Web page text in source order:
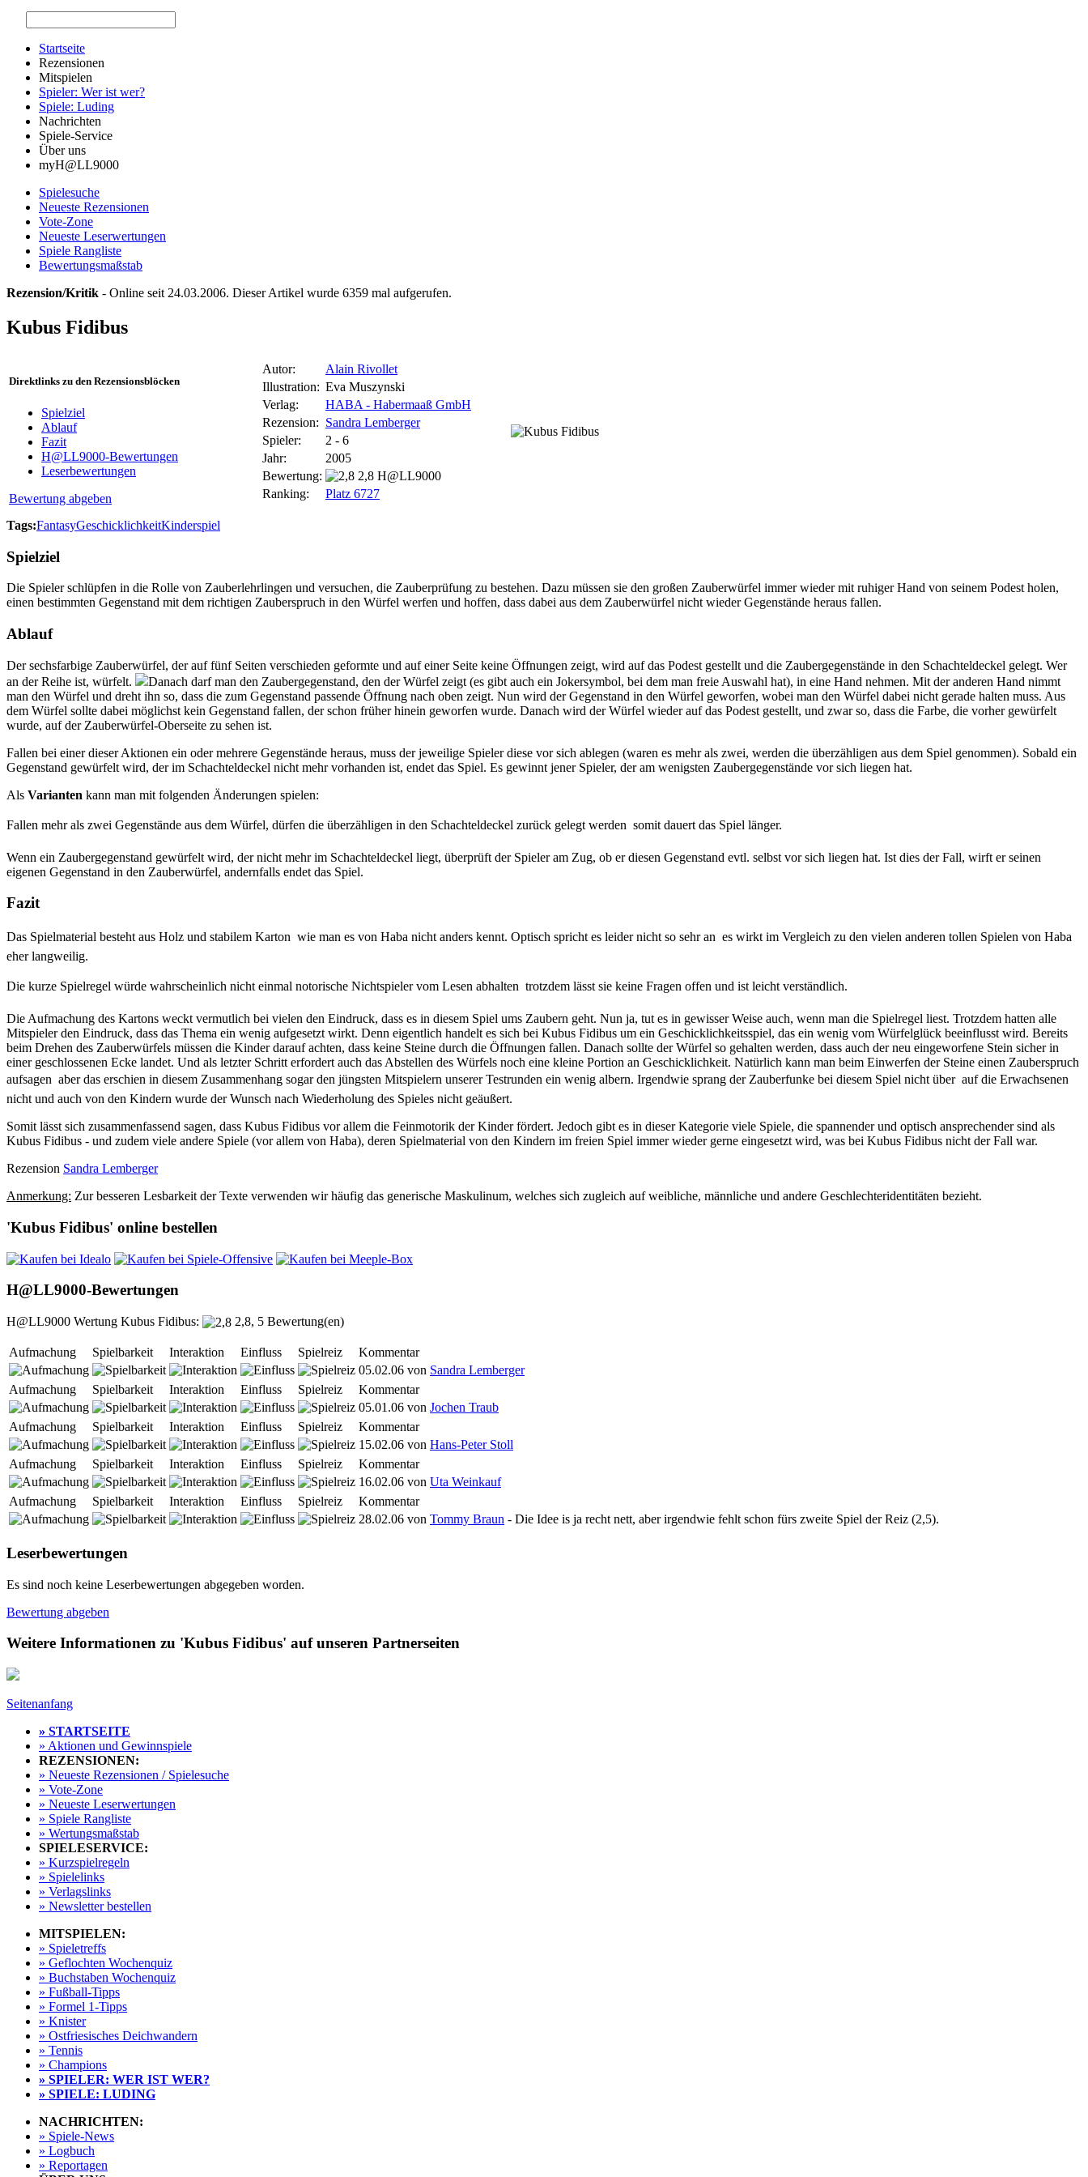
Startseite
Rezensionen
Mitspielen
Spieler: Wer ist wer?
Spiele: Luding
Nachrichten
Spiele-Service
Über uns
myH@LL9000
Spielesuche
Neueste Rezensionen
Vote-Zone
Neueste Leserwertungen
Spiele Rangliste
Bewertungsmaßstab
Rezension/Kritik - Online seit 24.03.2006. Dieser Artikel wurde 6359 mal aufgerufen.
Kubus Fidibus
Direktlinks zu den Rezensionsblöcken
Spielziel
Ablauf
Fazit
H@LL9000-Bewertungen
Leserbewertungen
Bewertung abgeben
Autor:
Alain Rivollet
Illustration: Eva Muszynski
Verlag:
HABA - Habermaaß GmbH
Rezension: Sandra Lemberger
Spieler:
2 - 6
Jahr:
2005
Bewertung:
2,8 H@LL9000
Ranking:
Platz 6727
Tags:FantasyGeschicklichkeitKinderspiel
Spielziel
Die Spieler schlüpfen in die Rolle von Zauberlehrlingen und versuchen, die Zauberprüfung zu bestehen. Dazu müssen sie den großen Zauberwürfel immer wieder mit ruhiger Hand von seinem Podest holen,
einen bestimmten Gegenstand mit dem richtigen Zauberspruch in den Würfel werfen und hoffen, dass dabei aus dem Zauberwürfel nicht wieder Gegenstände heraus fallen.
Ablauf
Der sechsfarbige Zauberwürfel, der auf fünf Seiten verschieden geformte und auf einer Seite keine Öffnungen zeigt, wird auf das Podest gestellt und die Zaubergegenstände in den Schachteldeckel gelegt. Wer
an der Reihe ist, würfelt.
Danach darf man den Zaubergegenstand, den der Würfel zeigt (es gibt auch ein Jokersymbol, bei dem man freie Auswahl hat), in eine Hand nehmen. Mit der anderen Hand nimmt
man den Würfel und dreht ihn so, dass die zum Gegenstand passende Öffnung nach oben zeigt. Nun wird der Gegenstand in den Würfel geworfen, wobei man den Würfel dabei nicht gerade halten muss. Aus
dem Würfel sollte dabei möglichst kein Gegenstand fallen, der schon früher hinein geworfen wurde. Danach wird der Würfel wieder auf das Podest gestellt, und zwar so, dass die Farbe, die vorher gewürfelt
wurde, auf der Zauberwürfel-Oberseite zu sehen ist.
Fallen bei einer dieser Aktionen ein oder mehrere Gegenstände heraus, muss der jeweilige Spieler diese vor sich ablegen (waren es mehr als zwei, werden die überzähligen aus dem Spiel genommen). Sobald ein
Gegenstand gewürfelt wird, der im Schachteldeckel nicht mehr vorhanden ist, endet das Spiel. Es gewinnt jener Spieler, der am wenigsten Zaubergegenstände vor sich liegen hat.
Als Varianten kann man mit folgenden Änderungen spielen:
Fallen mehr als zwei Gegenstände aus dem Würfel, dürfen die überzähligen in den Schachteldeckel zurück gelegt werden  somit dauert das Spiel länger.
Wenn ein Zaubergegenstand gewürfelt wird, der nicht mehr im Schachteldeckel liegt, überprüft der Spieler am Zug, ob er diesen Gegenstand evtl. selbst vor sich liegen hat. Ist dies der Fall, wirft er seinen
eigenen Gegenstand in den Zauberwürfel, andernfalls endet das Spiel.
Fazit
Das Spielmaterial besteht aus Holz und stabilem Karton  wie man es von Haba nicht anders kennt. Optisch spricht es leider nicht so sehr an  es wirkt im Vergleich zu den vielen anderen tollen Spielen von Haba
eher langweilig.
Die kurze Spielregel würde wahrscheinlich nicht einmal notorische Nichtspieler vom Lesen abhalten  trotzdem lässt sie keine Fragen offen und ist leicht verständlich.
Die Aufmachung des Kartons weckt vermutlich bei vielen den Eindruck, dass es in diesem Spiel ums Zaubern geht. Nun ja, tut es in gewisser Weise auch, wenn man die Spielregel liest. Trotzdem hatten alle
Mitspieler den Eindruck, dass das Thema ein wenig aufgesetzt wirkt. Denn eigentlich handelt es sich bei Kubus Fidibus um ein Geschicklichkeitsspiel, das ein wenig vom Würfelglück beeinflusst wird. Bereits
beim Drehen des Zauberwürfels müssen die Kinder darauf achten, dass keine Steine durch die Öffnungen fallen. Danach sollte der Würfel so gehalten werden, dass auch der neu eingeworfene Stein sicher in
einer geschlossenen Ecke landet. Und als letzter Schritt erfordert auch das Abstellen des Würfels noch eine kleine Portion an Geschicklichkeit. Natürlich kann man beim Einwerfen der Steine einen Zauberspruch
aufsagen  aber das erschien in diesem Zusammenhang sogar den jüngsten Mitspielern unserer Testrunden ein wenig albern. Irgendwie sprang der Zauberfunke bei diesem Spiel nicht über  auf die Erwachsenen
nicht und auch von den Kindern wurde der Wunsch nach Wiederholung des Spieles nicht geäußert.
Somit lässt sich zusammenfassend sagen, dass Kubus Fidibus vor allem die Feinmotorik der Kinder fördert. Jedoch gibt es in dieser Kategorie viele Spiele, die spannender und optisch ansprechender sind als
Kubus Fidibus - und zudem viele andere Spiele (vor allem von Haba), deren Spielmaterial von den Kindern im freien Spiel immer wieder gerne eingesetzt wird, was bei Kubus Fidibus nicht der Fall war.
Rezension Sandra Lemberger
Anmerkung: Zur besseren Lesbarkeit der Texte verwenden wir häufig das generische Maskulinum, welches sich zugleich auf weibliche, männliche und andere Geschlechteridentitäten bezieht.
'Kubus Fidibus' online bestellen
H@LL9000-Bewertungen
H@LL9000 Wertung Kubus Fidibus: 2,8, 5 Bewertung(en)
Aufmachung Spielbarkeit Interaktion Einfluss Spielreiz
Kommentar
05.02.06 von Sandra Lemberger
Aufmachung
Spielbarkeit Interaktion Einfluss Spielreiz
Kommentar
05.01.06 von Jochen Traub
Aufmachung
Spielbarkeit Interaktion Einfluss Spielreiz
Kommentar
15.02.06 von Hans-Peter Stoll
Aufmachung
Spielbarkeit Interaktion Einfluss Spielreiz
Kommentar
16.02.06 von Uta Weinkauf
Aufmachung
Spielbarkeit Interaktion Einfluss Spielreiz
Kommentar
28.02.06 von Tommy Braun - Die Idee is ja recht nett, aber irgendwie fehlt schon fürs zweite Spiel der Reiz (2,5).
Leserbewertungen
Es sind noch keine Leserbewertungen abgegeben worden.
Bewertung abgeben
Weitere Informationen zu 'Kubus Fidibus' auf unseren Partnerseiten
Seitenanfang
» STARTSEITE
» Aktionen und Gewinnspiele
REZENSIONEN:
» Neueste Rezensionen / Spielesuche
» Vote-Zone
» Neueste Leserwertungen
» Spiele Rangliste
» Wertungsmaßstab
SPIELESERVICE:
» Kurzspielregeln
» Spielelinks
» Verlagslinks
» Newsletter bestellen
MITSPIELEN:
» Spieletreffs
» Geflochten Wochenquiz
» Buchstaben Wochenquiz
» Fußball-Tipps
» Formel 1-Tipps
» Knister
» Ostfriesisches Deichwandern
» Tennis
» Champions
» SPIELER: WER IST WER?
» SPIELE: LUDING
NACHRICHTEN:
» Spiele-News
» Logbuch
» Reportagen